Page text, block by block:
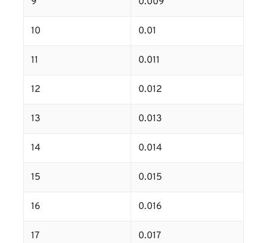
10 0.01
11 0.011
12 0.012
13 0.013
14 0.014
15 0.015
16 0.016
17 0.017